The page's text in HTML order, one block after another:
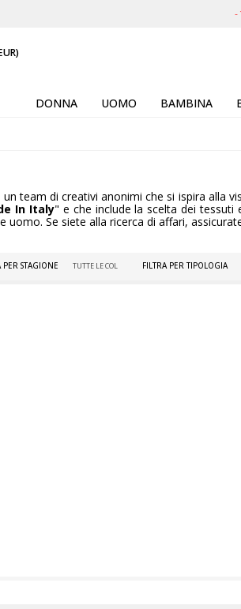
-
DONNA UOMO BAMBINA
team di creativi anonimi che si ispira alla
In Italy" e che include la scelta dei
uomo. Se siete alla ricerca di affari,
PER STAGIONE FILTRA PER TIPOLOGIA